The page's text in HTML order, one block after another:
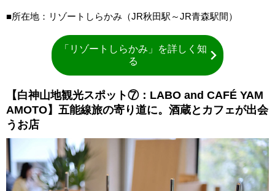
■所在地：リゾートしらかみ（JR秋田駅～JR青森駅間）
「リゾートしらかみ」を詳しく知
る
【白神山地観光スポット⑦：LABO and CAFÉ YAM
AMOTO】五能線旅の寄り道に。酒蔵とカフェが出会
うお店